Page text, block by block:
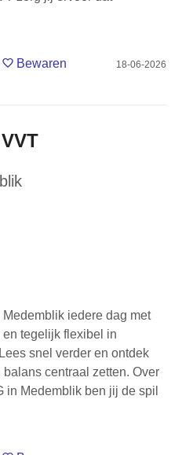
Bewaren 18-06-2026
iedere dag met
en tegelijk flexibel in
snel verder en ontdek
centraal zetten. Over
in Medemblik ben jij de spil